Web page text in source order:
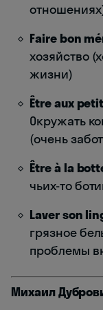
Faire bon
хозяйство
жизни)
Être aux
Окружать
(очень
Être à la
чьих-то
Laver son
грязное
проблемы
Михаил